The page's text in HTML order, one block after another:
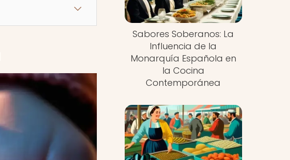
Sabores Soberanos: La
Influencia de la
Monarquía Española en
la Cocina
Contemporánea